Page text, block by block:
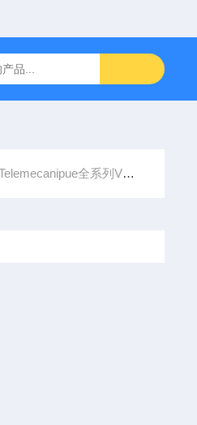
原装供应美国Parker，五
列VCCF2推荐汇聚，供应T15S